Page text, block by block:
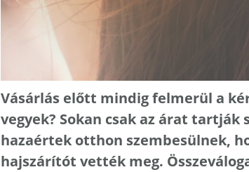
Vásárlás előtt mindig felmerül a
vegyek? Sokan csak az árat
hazaértek otthon szembesülnek,
hajszárítót vették meg.